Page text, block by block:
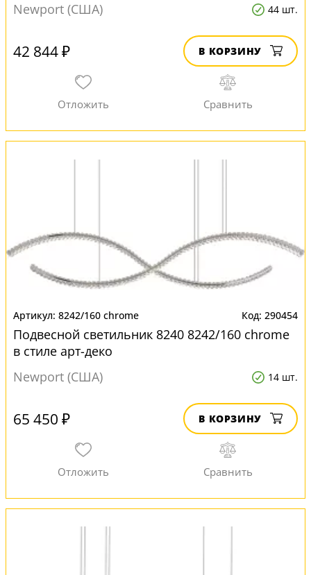
Newport (США)
44 шт.
42 844 ₽ В КОРЗИНУ
8242/160 chrome 290454
Подвесной светильник 8240 8242/160 chrome
в стиле арт-деко
Newport (США)
14 шт.
65 450 ₽ В КОРЗИНУ